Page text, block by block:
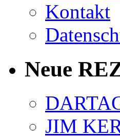
Kontakt
Neue
JIM